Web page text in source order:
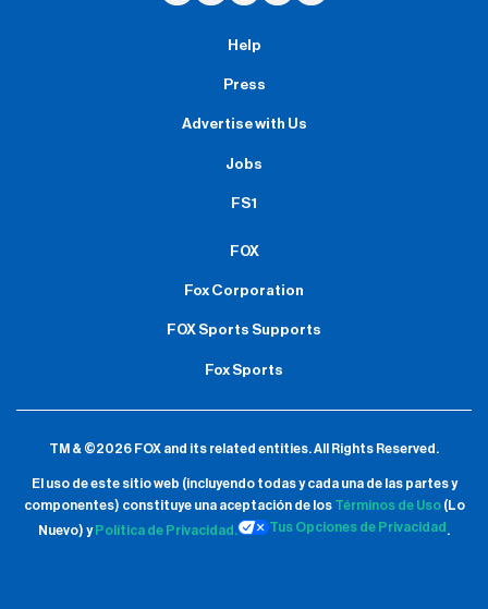
Help
Press
Advertise with Us
Jobs
FS1
FOX
Fox Corporation
FOX Sports Supports
Fox Sports
TM & ©2026 FOX and its related entities.All Rights Reserved.
El uso de este sitio web (incluyendo todas y cada una de las partes y
componentes) constituye una aceptación de los Términos de Uso(Lo
Nuevo) y Política de Privacidad. Tus Opciones de Privacidad .